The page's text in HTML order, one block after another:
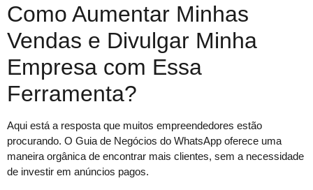
Como Aumentar Minhas
Vendas e Divulgar Minha
Empresa com Essa
Ferramenta?
Aqui está a resposta que muitos empreendedores estão
procurando. O Guia de Negócios do WhatsApp oferece uma
maneira orgânica de encontrar mais clientes, sem a necessidade
de investir em anúncios pagos.